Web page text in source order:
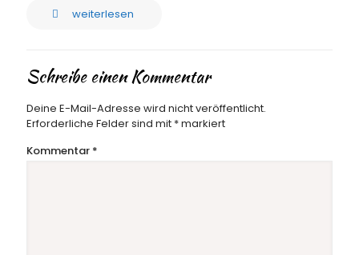
weiterlesen
Schreibe einen Kommentar
Deine E-Mail-Adresse wird nicht veröffentlicht.
Erforderliche Felder sind mit *markiert
Kommentar *